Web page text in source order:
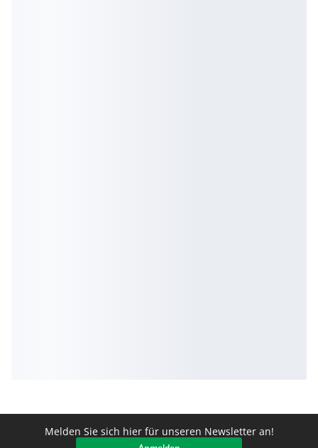
Melden Sie sich hier für unseren Newsletter an!